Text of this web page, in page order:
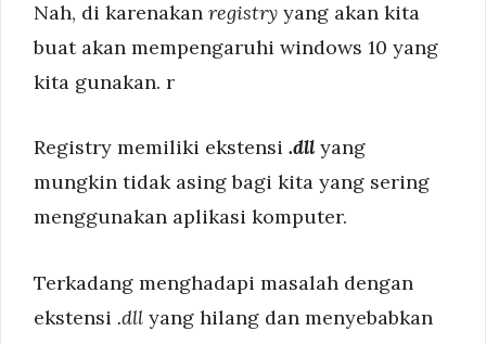
Nah, di karenakan registry yang akan kita
buat akan mempengaruhi windows 10 yang
kita gunakan. r
Registry memiliki ekstensi .dllyang
mungkin tidak asing bagi kita yang sering
menggunakan aplikasi komputer.
Terkadang menghadapi masalah dengan
ekstensi .dll yang hilang dan menyebabkan